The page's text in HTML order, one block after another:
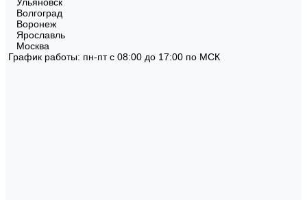
Волгоград
Воронеж
Ярославль
Москва
График работы: пн-пт с 08:00 до 17:00 по МСК